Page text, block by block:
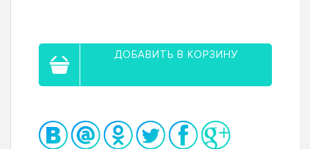
ДОБАВИТЬ В КОРЗИНУ